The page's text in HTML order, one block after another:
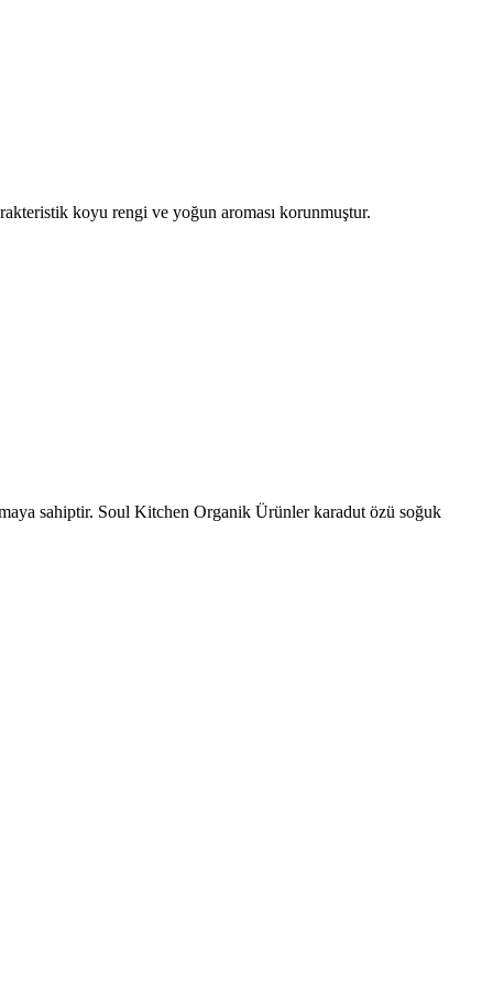
koyu rengi ve yoğun aroması korunmuştur.
sahiptir. Soul Kitchen Organik Ürünler karadut özü soğuk